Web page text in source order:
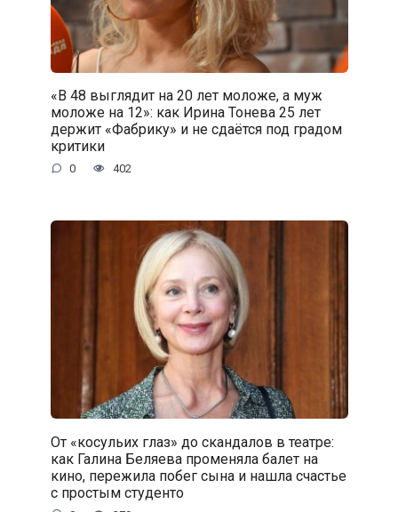
«В 48 выглядит на 20 лет моложе, а муж
моложе на 12»: как Ирина Тонева 25 лет
держит «Фабрику» и не сдаётся под градом
критики
0 402
От «косульих глаз» до скандалов в театре:
как Галина Беляева променяла балет на
кино, пережила побег сына и нашла счастье
с простым студенто